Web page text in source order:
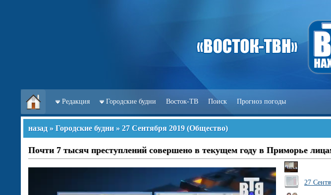
Редакция Городские будни Восток-ТВ Поиск Прогноз погоды
назад » Городские будни » 27 Сентября 2019 (Общество)
Почти 7 тысяч преступлений совершено в текущем году в Приморье
27